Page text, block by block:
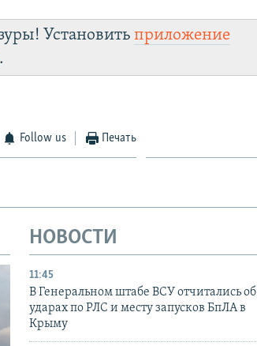
Установитьприложение
.
Follow us Печать
НОВОСТИ
11:45
В Генеральном штабе ВСУ отчитались об
ударах по РЛС и месту запусков БпЛА в
Крыму